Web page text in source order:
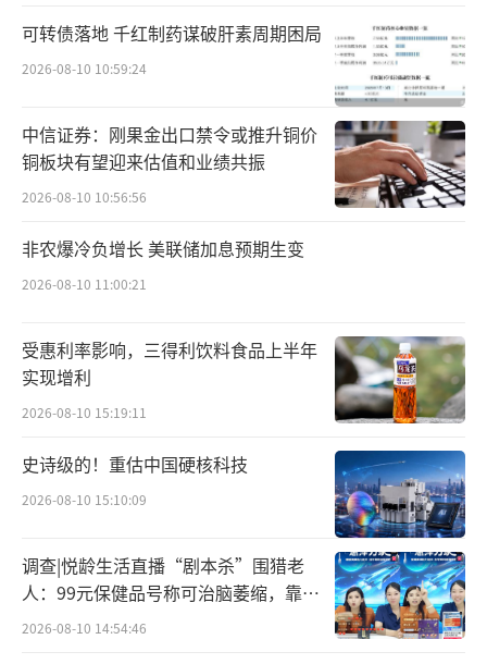
不可否认，如今仍有企业挣扎在亏损中，
好在亏损有所收窄。前三季度，天马微电子归
母净利润亏损约4.7亿元，扣非净利润亏损约13
亿元，但均好于去年同期，分季度来看，公司
从今年一季度亏损规模超5亿元，下降至三季度
约2.7亿元；维信诺虽亏损将近18亿元，按较去
资深产业经济观察家梁振鹏表示，总的来
产能控制，春节期间，面板大厂控制出货节
奏，供应量减少，价格回升。从需求端看，国
内以旧换新政策颇有效果，让电视销量提高，
带动了大尺寸面板的销售。
企业的数据也印证了专家观点，TCL方面表
示，在大尺寸领域，65英寸及以上产品出货面
积提升至55%，65英寸、75英寸市场份额全球
第一。在电视之外，交互白板、拼接屏等商用
可转债落地 千红制药谋破肝素周期困局
2026-08-10 10:59:24
中信证券：刚果金出口禁令或推升铜价
铜板块有望迎来估值和业绩共振
2026-08-10 10:56:56
非农爆冷负增长 美联储加息预期生变
2026-08-10 11:00:21
受惠利率影响，三得利饮料食品上半年
实现增利
2026-08-10 15:19:11
史诗级的！重估中国硬核科技
2026-08-10 15:10:09
调查|悦龄生活直播“剧本杀”围猎老
人：99元保健品号称可治脑萎缩，靠鸡
蛋拉新一年开近两万家店
2026-08-10 14:54:46